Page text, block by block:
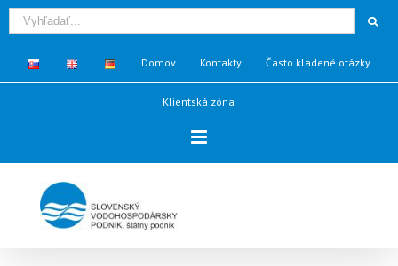
Domov Kontakty Často kladené otázky
Klientská zóna